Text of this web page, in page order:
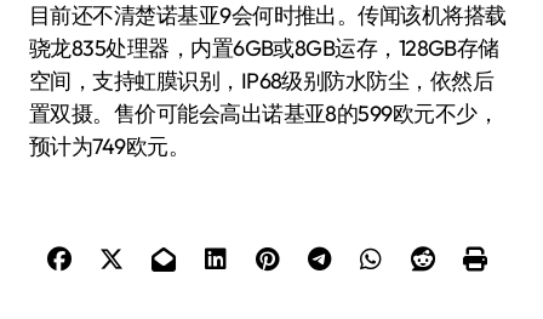
目前还不清楚诺基亚9会何时推出。传闻该机将搭载
骁龙835处理器，内置6GB或8GB运存，128GB存储
空间，支持虹膜识别，IP68级别防水防尘，依然后
置双摄。售价可能会高出诺基亚8的599欧元不少，
预计为749欧元。